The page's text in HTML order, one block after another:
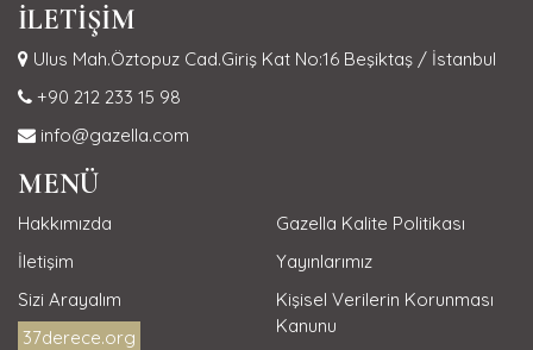
İLETİŞİM
Ulus Mah.Öztopuz Cad.Giriş Kat No:16 Beşiktaş / İstanbul
+90 212 233 15 98
info@gazella.com
MENÜ
Hakkımızda
İletişim
Sizi Arayalım
37derece.org
Gazella Kalite Politikası
Yayınlarımız
Kişisel Verilerin Korunması
Kanunu